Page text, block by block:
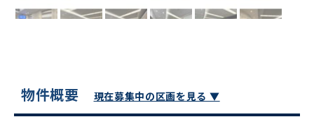
物件概要 現在募集中の区画を見る ▼